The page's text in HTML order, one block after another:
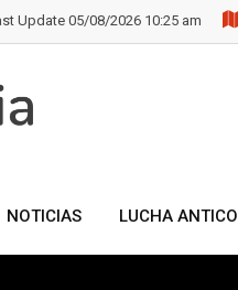
Update 05/08/2026 10:25 am
NOTICIAS LUCHA